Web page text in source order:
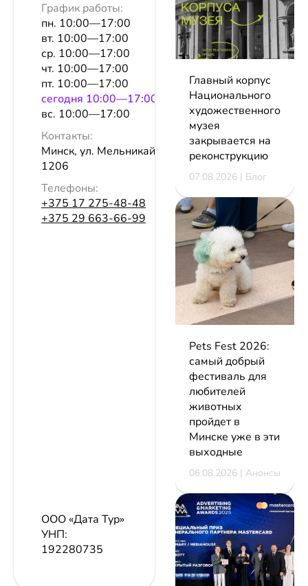
График работы:
пн. 10:00—17:00
вт. 10:00—17:00
ср. 10:00—17:00
чт. 10:00—17:00
пт. 10:00—17:00
сeгодня 10:00—17:00
вс. 10:00—17:00
Контакты:
Минск, ул. Мельникайте, 2, оф.
1206
Телефоны:
+375 17 275-48-48
+375 29 663-66-99
ООО «Дата Тур»
УНП:
192280735
Главный корпус
Национального
художественного
музея
закрывается на
реконструкцию
07.08.2026 | Блог
Pets Fest 2026:
самый добрый
фестиваль для
любителей
животных
пройдет в
Минске уже в эти
выходные
06.08.2026 | Анонсы